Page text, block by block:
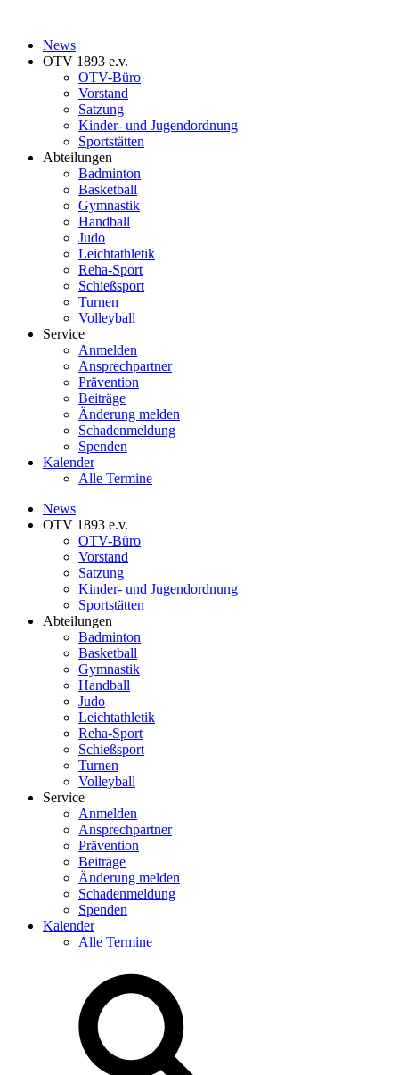
News
OTV 1893 e.v.
OTV-Büro
Vorstand
Satzung
Kinder- und Jugendordnung
Sportstätten
Abteilungen
Badminton
Basketball
Gymnastik
Handball
Judo
Leichtathletik
Reha-Sport
Schießsport
Turnen
Volleyball
Service
Anmelden
Ansprechpartner
Prävention
Beiträge
Änderung melden
Schadenmeldung
Spenden
Kalender
Alle Termine
News
OTV 1893 e.v.
OTV-Büro
Vorstand
Satzung
Kinder- und Jugendordnung
Sportstätten
Abteilungen
Badminton
Basketball
Gymnastik
Handball
Judo
Leichtathletik
Reha-Sport
Schießsport
Turnen
Volleyball
Service
Anmelden
Ansprechpartner
Prävention
Beiträge
Änderung melden
Schadenmeldung
Spenden
Kalender
Alle Termine